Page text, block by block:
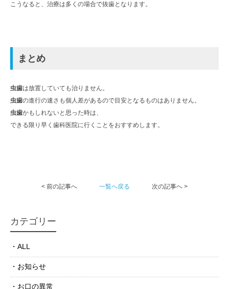
こうなると、治療は多くの場合で抜歯となります。
まとめ
虫歯は放置していても治りません。
虫歯の進行の速さも個人差があるので目安となるものはありません。
虫歯かもしれないと思った時は、
できる限り早く歯科医院に行くことをおすすめします。
< 前の記事へ 一覧へ戻る 次の記事へ >
カテゴリー
ALL
お知らせ
お口の異常